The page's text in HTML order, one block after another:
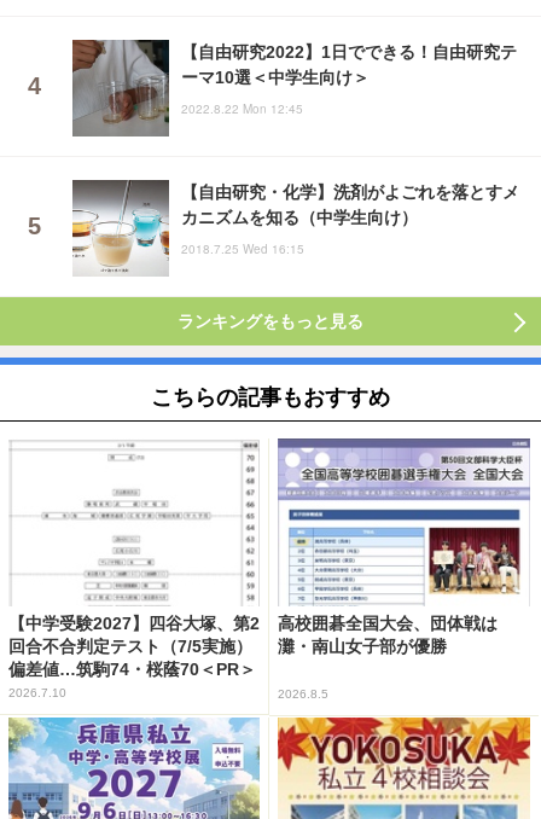
【自由研究2022】1日でできる！自由研究テ
ーマ10選＜中学生向け＞
2022.8.22 Mon 12:45
【自由研究・化学】洗剤がよごれを落とすメ
カニズムを知る（中学生向け）
2018.7.25 Wed 16:15
ランキングをもっと見る
こちらの記事もおすすめ
【中学受験2027】四谷大塚、第2
回合不合判定テスト（7/5実施）
偏差値…筑駒74・桜蔭70＜PR＞
2026.7.10
高校囲碁全国大会、団体戦は
灘・南山女子部が優勝
2026.8.5